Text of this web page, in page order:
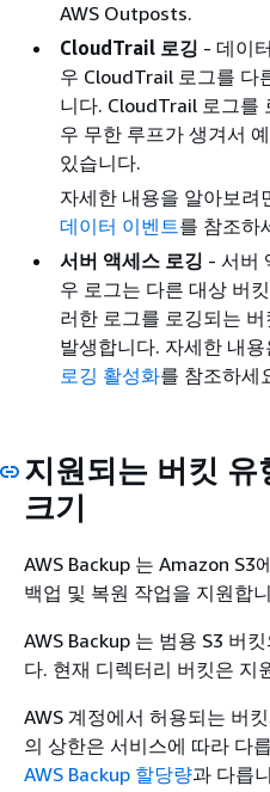
AWS Outposts.
CloudTrail 로깅 - 데이
우 CloudTrail 로그를 다
니다. CloudTrail 로그를
우 무한 루프가 생겨서
있습니다.
자세한 내용을 알아보려
데이터 이벤트를 참조하
서버 액세스 로깅 - 서버
우 로그는 다른 대상 버
러한 로그를 로깅되는
발생합니다. 자세한 내용
로깅 활성화를 참조하세
지원되는 버킷 유
크기
AWS Backup 는 Amazon S3
백업 및 복원 작업을 지원합
AWS Backup 는 범용 S3 버
다. 현재 디렉터리 버킷은 지
AWS 계정에서 허용되는 버
의 상한은 서비스에 따라 다
AWS Backup 할당량과 다릅